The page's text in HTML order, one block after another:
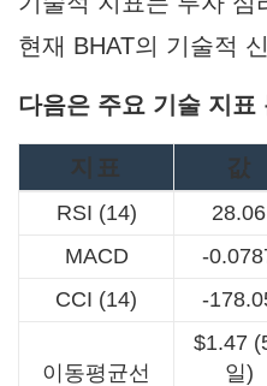
현재 BHAT의 기술적
다음은 주요 기술 지표
지표 값
RSI (14) 28.06
MACD
-
CCI (14)
-
이동평균선
$1.47
일)